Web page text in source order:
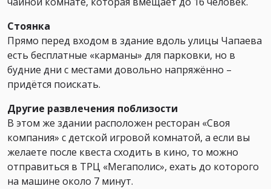
Стоянка
Прямо перед входом в здание вдоль улицы Чапаева
есть бесплатные «карманы» для парковки, но в
будние дни с местами довольно напряжённо –
придётся поискать.
Другие развлечения поблизости
В этом же здании расположен ресторан «Своя
компания» с детской игровой комнатой, а если вы
желаете после квеста сходить в кино, то можно
отправиться в ТРЦ «Мегаполис», ехать до которого
на машине около 7 минут.